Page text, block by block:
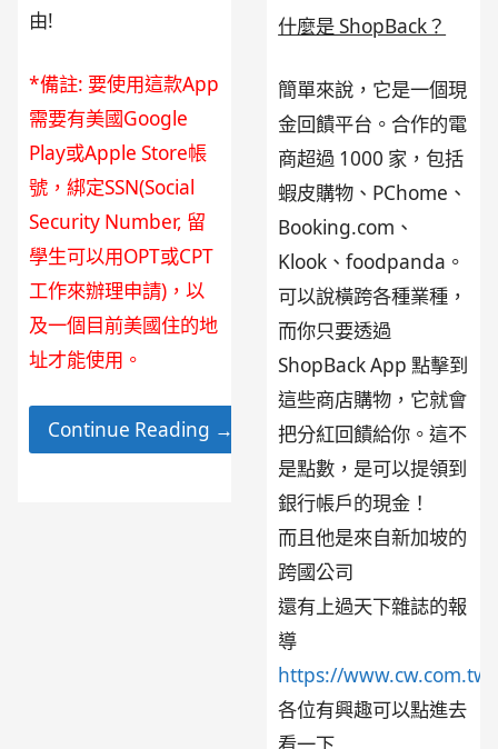
什麼是 ShopBack？
簡單來說，它是一個現
金回饋平台。合作的電
商超過 1000 家，包括
蝦皮購物、PChome、
Booking.com、
Klook、foodpanda。
可以說橫跨各種業種，
而你只要透過
ShopBack App 點擊到
這些商店購物，它就會
把分紅回饋給你。這不
是點數，是可以提領到
銀行帳戶的現金！
而且他是來自新加坡的
跨國公司
還有上過天下雜誌的報
導
https://
各位有興趣可以點進去
由!
*備註: 要使用這款App
需要有美國Google
Play或Apple Store帳
號，綁定SSN(Social
Security Number, 留
學生可以用OPT或CPT
工作來辦理申請)，以
及一個目前美國住的地
址才能使用。
Continue Reading →